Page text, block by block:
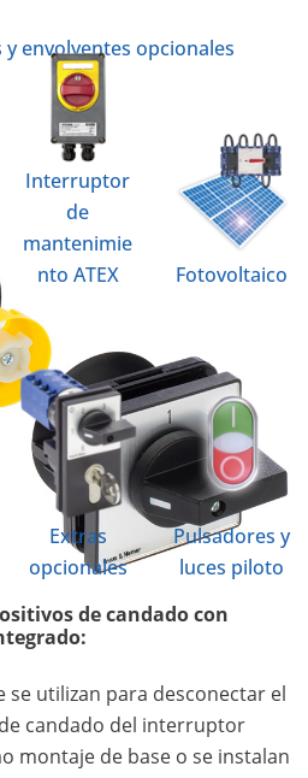
Interruptor
de
mantenimie
nto ATEX
Fotovoltaico
Extras
opcionales
Pulsadores y
luces piloto
y envolventes opcionales
de candado con
se utilizan para desconectar el
candado del interruptor
montaje de base o se instalan